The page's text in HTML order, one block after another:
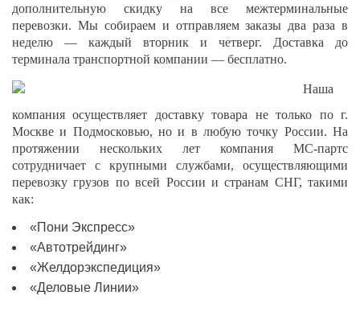
дополнительную скидку на все межтерминальные
перевозки. Мы собираем и отправляем заказы два раза в
неделю — каждый вторник и четверг. Доставка до
терминала транспортной компании — бесплатно.
Наша
компания осуществляет доставку товара не только по г.
Москве и Подмосковью, но и в любую точку России. На
протяжении нескольких лет компания МС-партс
сотрудничает с крупными службами, осуществляющими
перевозку грузов по всей России и странам СНГ, такими
как:
«Пони Экспресс»
«Автотрейдинг»
«Желдорэкспедиция»
«Деловые Линии»